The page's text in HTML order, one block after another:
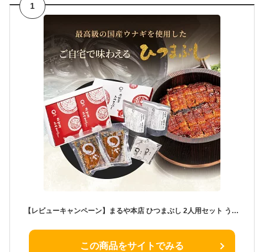
1
【レビューキャンペーン】まるや本店 ひつまぶし 2人用セット うなぎ 名古屋 お取り寄せギフト セット ウナギ 鰻 うな丼 贈答 お礼 冬ギフト
この商品をサイトでみる